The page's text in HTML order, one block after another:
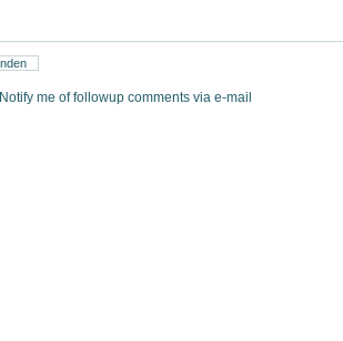
Notify me of followup comments via e-mail